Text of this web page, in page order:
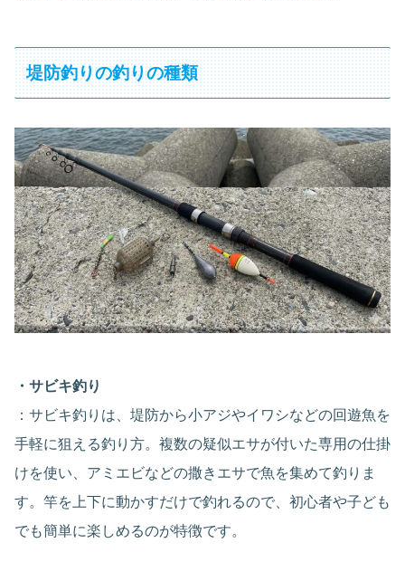
堤防釣りの釣りの種類
・サビキ釣り
：サビキ釣りは、堤防から小アジやイワシなどの回遊魚を
手軽に狙える釣り方。複数の疑似エサが付いた専用の仕掛
けを使い、アミエビなどの撒きエサで魚を集めて釣りま
す。竿を上下に動かすだけで釣れるので、初心者や子ども
でも簡単に楽しめるのが特徴です。